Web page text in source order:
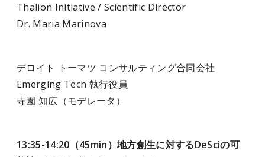
Thalion Initiative / Scientific Director
Dr. Maria Marinova
デロイト トーマツ コンサルティング合同会社
Emerging Tech 執行役員
寺園 知広（モデレータ）
13:35-14:20（45min）地方創生に対するDeSciの可